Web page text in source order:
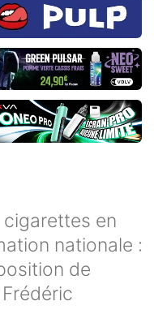
en
nationale :
de